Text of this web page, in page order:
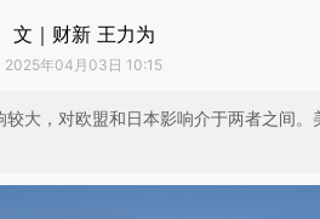
文｜财新 王力为
2025年04月03日 10:15
大，对欧盟和日本影响介于两者之间。